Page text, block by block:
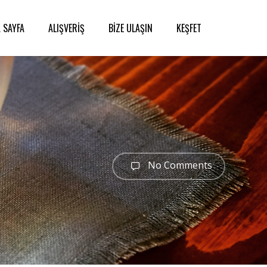
ALIŞVERİŞ BİZE ULAŞIN KEŞFET
No Comments